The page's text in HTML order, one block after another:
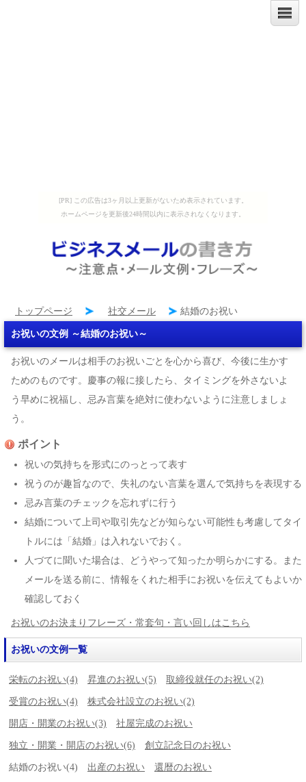
[PR] この広告は3ヶ月以上更新がないため表示されています。
ホームページを更新後24時間以内に表示されなくなります。
トップページ 社交メール 結婚のお祝い
お祝いの文例 ～結婚のお祝い～
お祝いのメールは相手のお祝いごとを心から喜び、今後に生かす
ためのものです。慶事の報に接したら、タイミングを外さないよ
う早めに祝福し、忌み言葉を絶対に使わないように注意しましょ
う。
ポイント
祝いの気持ちを形式にのっとって表す
祝うのが趣旨なので、失礼のない言葉を選んで気持ちを表現する
忌み言葉のチェックを忘れずに行う
結婚について上司や取引先などが知らない可能性も考慮してタイ
トルには「結婚」は入れないでおく。
人づてに聞いた場合は、どうやって知ったか明らかにする。また
メールを送る前に、情報をくれた相手にお祝いを伝えてもよいか
確認しておく
お祝いのお決まりフレーズ・常套句・言い回しはこちら
お祝いの文例一覧
栄転のお祝い(4) 昇進のお祝い(5) 取締役就任のお祝い(2)
受賞のお祝い(4) 株式会社設立のお祝い(2)
開店・開業のお祝い(3) 社屋完成のお祝い
独立・開業・開店のお祝い(6) 創立記念日のお祝い
結婚のお祝い(4) 出産のお祝い 還暦のお祝い